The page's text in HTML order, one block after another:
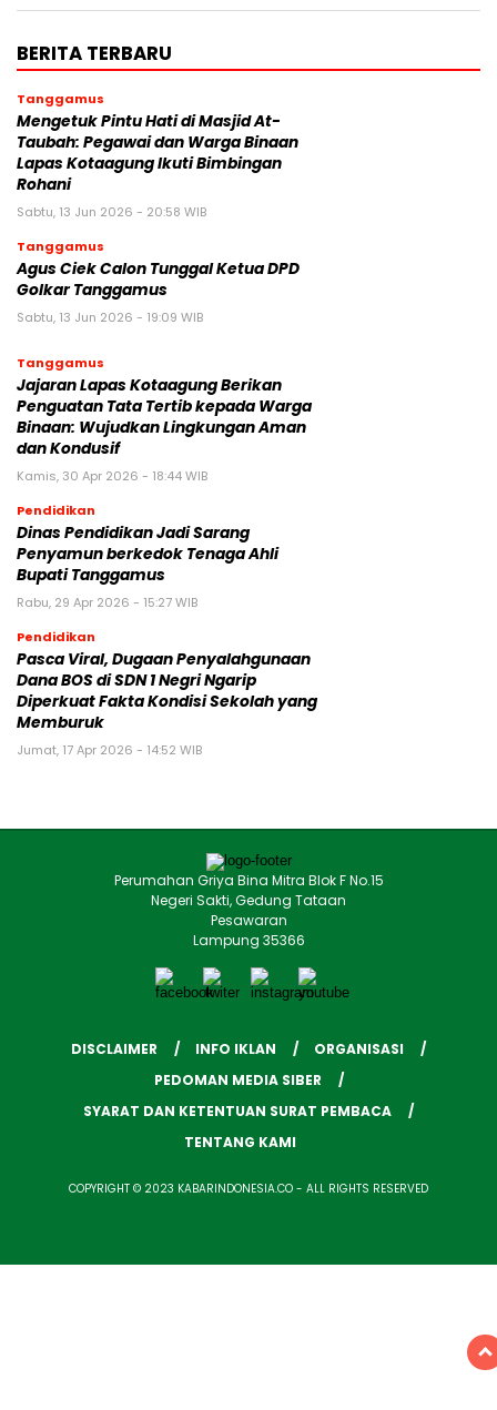
BERITA TERBARU
Tanggamus
Mengetuk Pintu Hati di Masjid At-
Taubah: Pegawai dan Warga Binaan
Lapas Kotaagung Ikuti Bimbingan
Rohani
Sabtu, 13 Jun 2026 - 20:58 WIB
Tanggamus
Agus Ciek Calon Tunggal Ketua DPD
Golkar Tanggamus
Sabtu, 13 Jun 2026 - 19:09 WIB
Tanggamus
Jajaran Lapas Kotaagung Berikan
Penguatan Tata Tertib kepada Warga
Binaan: Wujudkan Lingkungan Aman
dan Kondusif
Kamis, 30 Apr 2026 - 18:44 WIB
Pendidikan
Dinas Pendidikan Jadi Sarang
Penyamun berkedok Tenaga Ahli
Bupati Tanggamus
Rabu, 29 Apr 2026 - 15:27 WIB
Pendidikan
Pasca Viral, Dugaan Penyalahgunaan
Dana BOS di SDN 1 Negri Ngarip
Diperkuat Fakta Kondisi Sekolah yang
Memburuk
Jumat, 17 Apr 2026 - 14:52 WIB
Perumahan Griya Bina Mitra Blok F No.15
Negeri Sakti, Gedung Tataan
Pesawaran
Lampung 35366
DISCLAIMER INFO IKLAN
ORGANISASI
PEDOMAN MEDIA SIBER
SYARAT DAN KETENTUAN SURAT PEMBACA
TENTANG KAMI
COPYRIGHT © 2023 KABARINDONESIA.CO - ALL RIGHTS RESERVED